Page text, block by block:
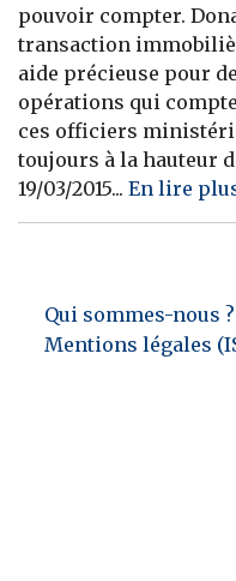
Immobilier
Banque
pouvoir compter.
transaction
aide précieuse pour
opérations qui
ces officiers
toujours à la hauteur
19/03/2015... En lire
Qui sommes-nous ?
Mentions légales